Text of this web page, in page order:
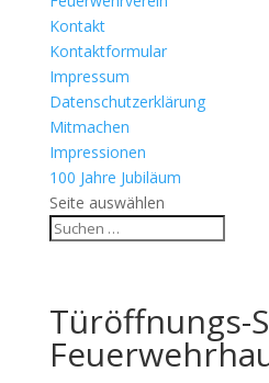
Kontakt
Kontaktformular
Impressum
Datenschutzerklärung
Mitmachen
Impressionen
100 Jahre Jubiläum
Seite auswählen
Türöffnungs-